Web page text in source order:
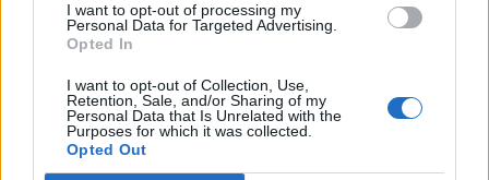
I want to opt-out of processing my
Personal Data for Targeted Advertising.
Opted In
I want to opt-out of Collection, Use,
Retention, Sale, and/or Sharing of my
Personal Data that Is Unrelated with the
Purposes for which it was collected.
Opted Out